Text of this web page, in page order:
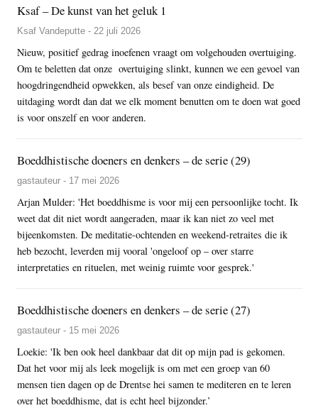
Ksaf – De kunst van het geluk 1
Ksaf Vandeputte - 22 juli 2026
Nieuw, positief gedrag inoefenen vraagt om volgehouden overtuiging.
Om te beletten dat onze overtuiging slinkt, kunnen we een gevoel van
hoogdringendheid opwekken, als besef van onze eindigheid. De
uitdaging wordt dan dat we elk moment benutten om te doen wat goed
is voor onszelf en voor anderen.
Boeddhistische doeners en denkers – de serie (29)
gastauteur - 17 mei 2026
Arjan Mulder: 'Het boeddhisme is voor mij een persoonlijke tocht. Ik
weet dat dit niet wordt aangeraden, maar ik kan niet zo veel met
bijeenkomsten. De meditatie-ochtenden en weekend-retraites die ik
heb bezocht, leverden mij vooral 'ongeloof op – over starre
interpretaties en rituelen, met weinig ruimte voor gesprek.'
Boeddhistische doeners en denkers – de serie (27)
gastauteur - 15 mei 2026
Loekie: 'Ik ben ook heel dankbaar dat dit op mijn pad is gekomen.
Dat het voor mij als leek mogelijk is om met een groep van 60
mensen tien dagen op de Drentse hei samen te mediteren en te leren
over het boeddhisme, dat is echt heel bijzonder.’